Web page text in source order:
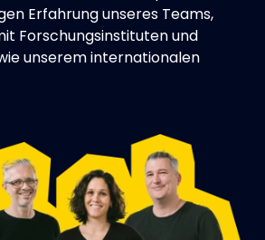
Erfahrung unseres Teams,
Forschungsinstituten und
unserem internationalen